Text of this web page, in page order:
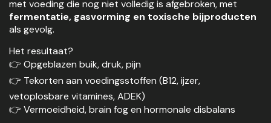
met voeding die nog niet volledig is afgebroken, met
fermentatie, gasvorming en toxische bijproducten
als gevolg.
Het resultaat?
👉 Opgeblazen buik, druk, pijn
👉 Tekorten aan voedingsstoffen (B12, ijzer,
vetoplosbare vitamines, ADEK)
👉 Vermoeidheid, brain fog en hormonale disbalans